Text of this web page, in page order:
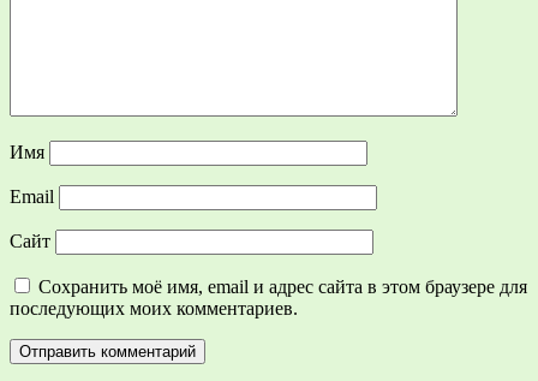
Имя
Email
Сайт
Сохранить моё имя, email и адрес сайта в этом браузере для
последующих моих комментариев.